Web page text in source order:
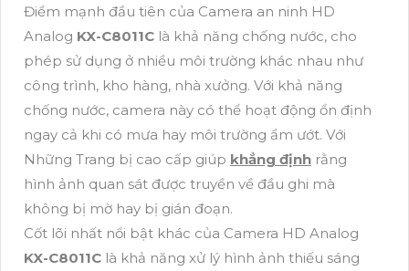
Điểm mạnh đầu tiên của Camera an ninh HD
Analog KX-C8011C là khả năng chống nước, cho
phép sử dụng ở nhiều môi trường khác nhau như
công trình, kho hàng, nhà xưởng. Với khả năng
chống nước, camera này có thể hoạt động ổn định
ngay cả khi có mưa hay môi trường ẩm ướt. Với
Những Trang bị cao cấp giúp khẳng định rằng
hình ảnh quan sát được truyền về đầu ghi mà
không bị mờ hay bị gián đoạn.
Cốt lõi nhất nổi bật khác của Camera HD Analog
KX-C8011C là khả năng xử lý hình ảnh thiếu sáng